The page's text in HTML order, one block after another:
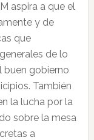
aspira a que el
y de
que
de lo
buen gobierno
También
la lucha por la
sobre la mesa
a